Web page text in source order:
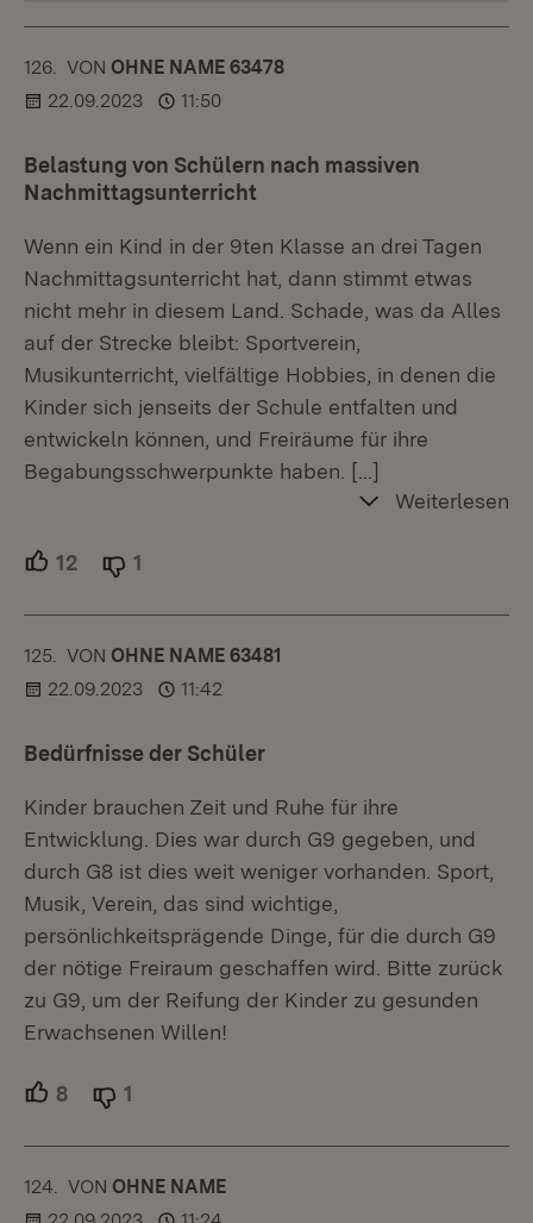
126. KOMMENTAR
VON :OHNE NAME 63478
22.09.2023
11:50
Belastung von Schülern nach massiven
Nachmittagsunterricht
Wenn ein Kind in der 9ten Klasse an drei Tagen
Nachmittagsunterricht hat, dann stimmt etwas
nicht mehr in diesem Land. Schade, was da Alles
auf der Strecke bleibt: Sportverein,
Musikunterricht, vielfältige Hobbies, in denen die
Kinder sich jenseits der Schule entfalten und
entwickeln können, und Freiräume für ihre
Begabungsschwerpunkte haben.
[…]
Weiterlesen
12 Unterstützer.
1
125. KOMMENTAR
VON :OHNE NAME 63481
22.09.2023
11:42
Bedürfnisse der Schüler
Kinder brauchen Zeit und Ruhe für ihre
Entwicklung. Dies war durch G9 gegeben, und
durch G8 ist dies weit weniger vorhanden. Sport,
Musik, Verein, das sind wichtige,
persönlichkeitsprägende Dinge, für die durch G9
der nötige Freiraum geschaffen wird. Bitte zurück
zu G9, um der Reifung der Kinder zu gesunden
Erwachsenen Willen!
8 Unterstützer.
1
124. KOMMENTAR
VON :OHNE NAME